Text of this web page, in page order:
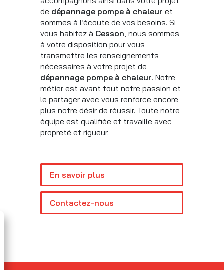
de dépannage pompe à chaleur et
sommes à l’écoute de vos besoins. Si
vous habitez à Cesson, nous sommes
à votre disposition pour vous
transmettre les renseignements
nécessaires à votre projet de
dépannage pompe à chaleur. Notre
métier est avant tout notre passion et
le partager avec vous renforce encore
plus notre désir de réussir. Toute notre
équipe est qualifiée et travaille avec
propreté et rigueur.
En savoir plus
Contactez-nous